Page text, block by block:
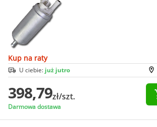
Kup na raty
U ciebie: już jutro
398,79zł/szt.
Darmowa dostawa